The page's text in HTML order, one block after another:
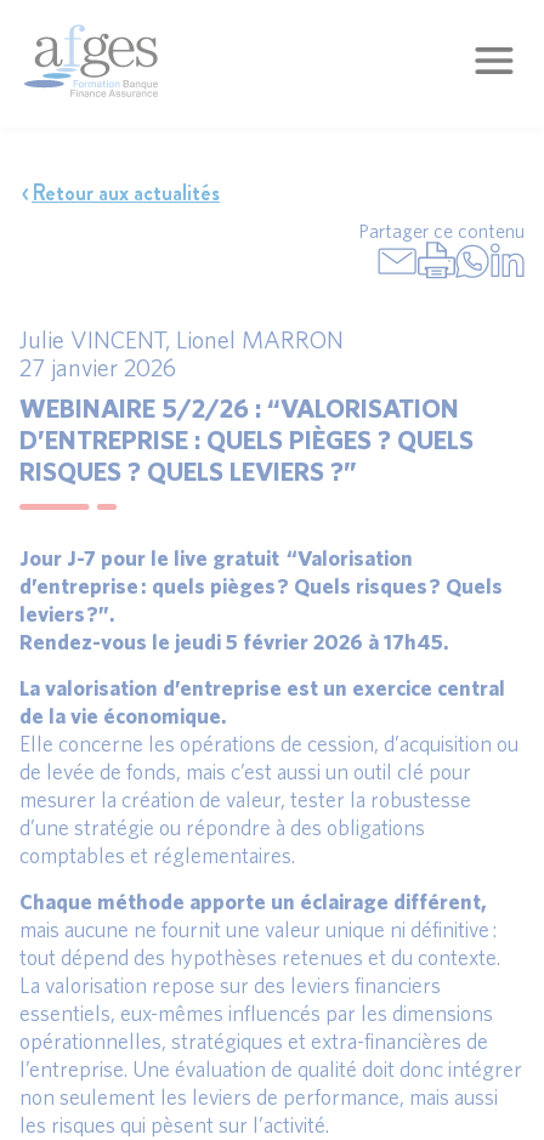
Retour aux actualités
Partager ce contenu
Julie VINCENT, Lionel MARRON
27 janvier 2026
WEBINAIRE 5/2/26 : “VALORISATION
D’ENTREPRISE : QUELS PIÈGES ? QUELS
RISQUES ? QUELS LEVIERS ?”
Jour J-7 pour le live gratuit “Valorisation
d’entreprise : quels pièges ? Quels risques ? Quels
leviers ?”.
Rendez-vous le jeudi 5 février 2026 à 17h45.
La valorisation d’entreprise est un exercice central
de la vie économique.
Elle concerne les opérations de cession, d’acquisition ou
de levée de fonds, mais c’est aussi un outil clé pour
mesurer la création de valeur, tester la robustesse
d’une stratégie ou répondre à des obligations
comptables et réglementaires.
Chaque méthode apporte un éclairage différent,
mais aucune ne fournit une valeur unique ni définitive :
tout dépend des hypothèses retenues et du contexte.
La valorisation repose sur des leviers financiers
essentiels, eux-mêmes influencés par les dimensions
opérationnelles, stratégiques et extra-financières de
l’entreprise. Une évaluation de qualité doit donc intégrer
non seulement les leviers de performance, mais aussi
les risques qui pèsent sur l’activité.